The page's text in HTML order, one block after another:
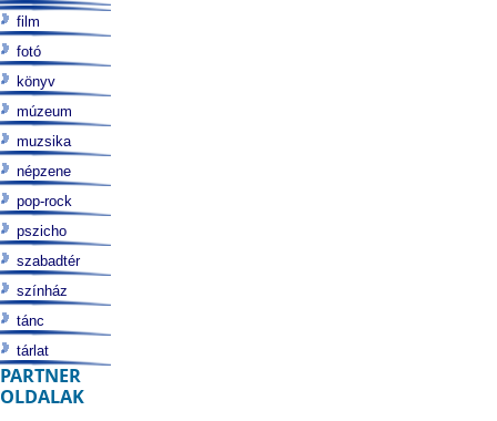
film
fotó
könyv
múzeum
muzsika
népzene
pop-rock
pszicho
szabadtér
színház
tánc
tárlat
PARTNER
OLDALAK